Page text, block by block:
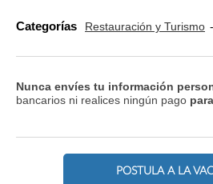
Categorías Restauración y Turismo
Nunca envíes tu información
bancarios ni realices ningún pago
POSTULA A LA